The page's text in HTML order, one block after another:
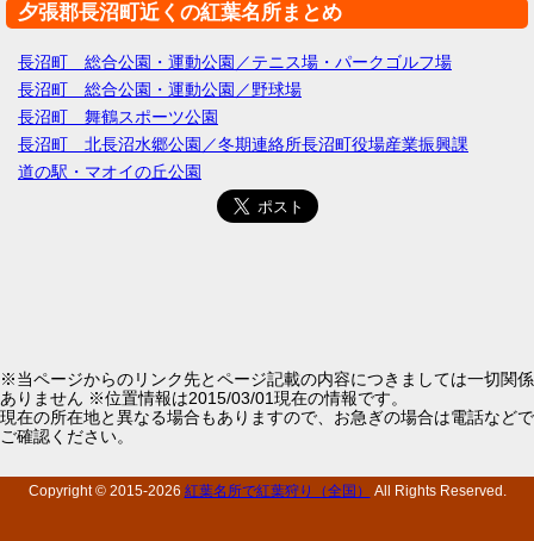
夕張郡長沼町近くの紅葉名所まとめ
長沼町 総合公園・運動公園／テニス場・パークゴルフ場
長沼町 総合公園・運動公園／野球場
長沼町 舞鶴スポーツ公園
長沼町 北長沼水郷公園／冬期連絡所長沼町役場産業振興課
道の駅・マオイの丘公園
※当ページからのリンク先とページ記載の内容につきましては一切関係
ありません ※位置情報は2015/03/01現在の情報です。
現在の所在地と異なる場合もありますので、お急ぎの場合は電話などで
ご確認ください。
Copyright © 2015-2026 紅葉名所で紅葉狩り（全国） All Rights Reserved.